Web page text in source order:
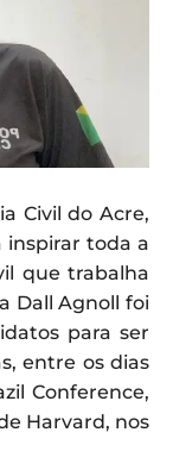
Civil do Acre,
inspirar toda a
que trabalha
Dall Agnoll foi
para ser
entre os dias
Conference,
Harvard, nos